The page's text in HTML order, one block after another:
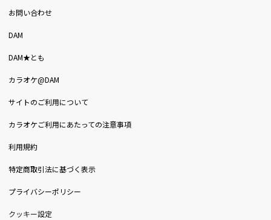
お問い合わせ
DAM
DAM★とも
カラオケ@DAM
サイトのご利用について
カラオケご利用にあたっての注意事項
利用規約
特定商取引法に基づく表示
プライバシーポリシー
クッキー設定